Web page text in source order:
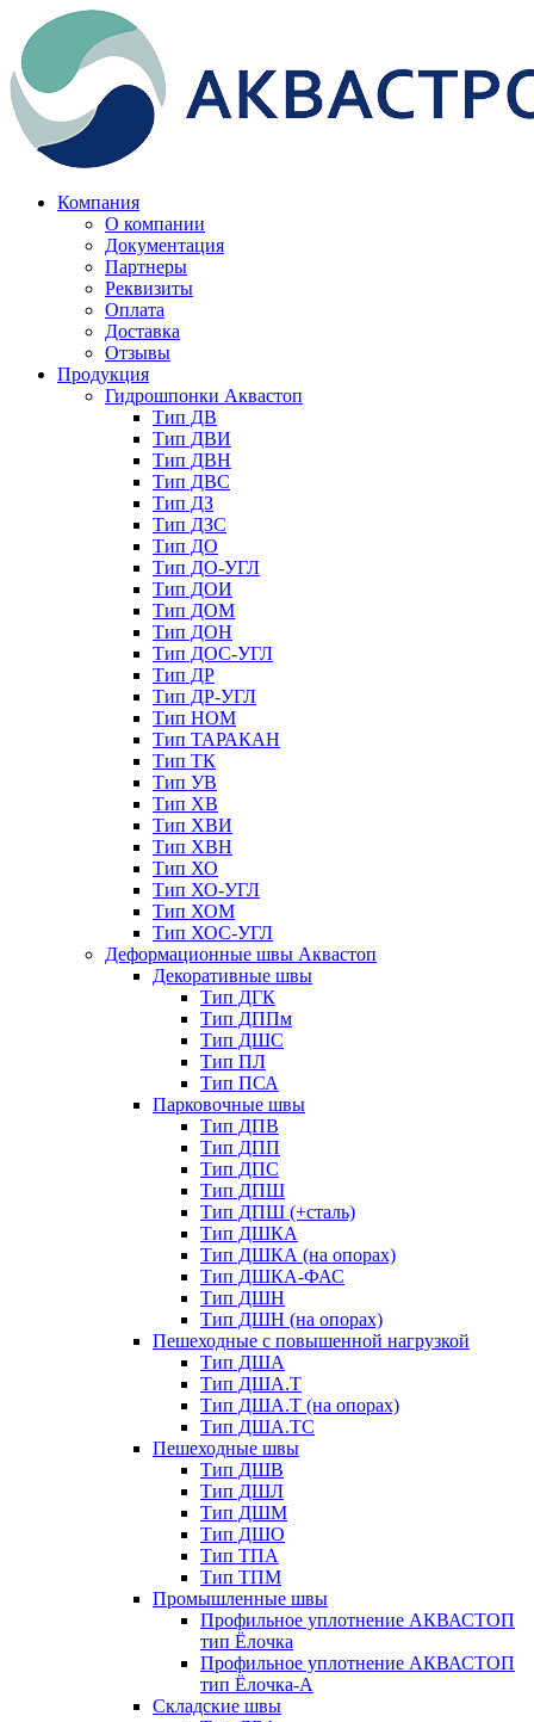
Компания
О компании
Документация
Партнеры
Реквизиты
Оплата
Доставка
Отзывы
Продукция
Гидрошпонки Аквастоп
Тип ДВ
Тип ДВИ
Тип ДВН
Тип ДВС
Тип ДЗ
Тип ДЗС
Тип ДО
Тип ДО-УГЛ
Тип ДОИ
Тип ДОМ
Тип ДОН
Тип ДОС-УГЛ
Тип ДР
Тип ДР-УГЛ
Тип НОМ
Тип ТАРАКАН
Тип ТК
Тип УВ
Тип ХВ
Тип ХВИ
Тип ХВН
Тип ХО
Тип ХО-УГЛ
Тип ХОМ
Тип ХОС-УГЛ
Деформационные швы Аквастоп
Декоративные швы
Тип ДГК
Тип ДППм
Тип ДШС
Тип ПЛ
Тип ПСА
Парковочные швы
Тип ДПВ
Тип ДПП
Тип ДПС
Тип ДПШ
Тип ДПШ (+сталь)
Тип ДШКА
Тип ДШКА (на опорах)
Тип ДШКА-ФАС
Тип ДШН
Тип ДШН (на опорах)
Пешеходные с повышенной нагрузкой
Тип ДША
Тип ДША.Т
Тип ДША.Т (на опорах)
Тип ДША.ТС
Пешеходные швы
Тип ДШВ
Тип ДШЛ
Тип ДШМ
Тип ДШО
Тип ТПА
Тип ТПМ
Промышленные швы
Профильное уплотнение АКВАСТОП
тип Ёлочка
Профильное уплотнение АКВАСТОП
тип Ёлочка-А
Складские швы